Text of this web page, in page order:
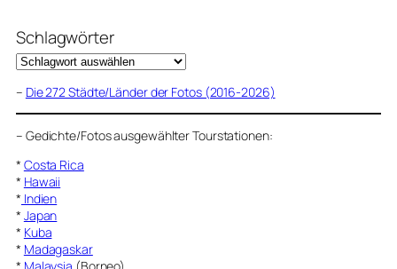
Schlagwörter
– Die 272 Städte/Länder der Fotos (2016-2026)
– Gedichte/Fotos ausgewählter Tourstationen:
* Costa Rica
* Hawaii
* Indien
* Japan
* Kuba
* Madagaskar